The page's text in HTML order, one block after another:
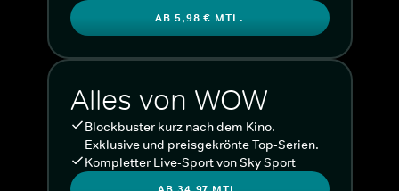
AB 5,98 € MTL.
Alles von WOW
Blockbuster kurz nach dem Kino.
Exklusive und preisgekrönte Top-Serien.
Kompletter Live-Sport von Sky Sport